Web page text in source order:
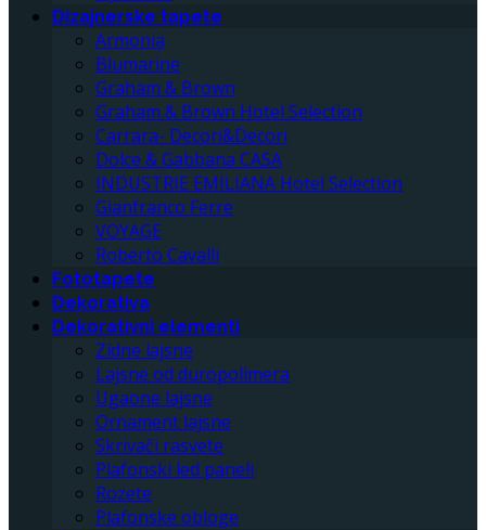
Dizajnerske tapete
Armonia
Blumarine
Graham & Brown
Graham & Brown Hotel Selection
Carrara- Decori&Decori
Dolce & Gabbana CASA
INDUSTRIE EMILIANA Hotel Selection
Gianfranco Ferre
VOYAGE
Roberto Cavalli
Fototapete
Dekorativa
Dekorativni elementi
Zidne lajsne
Lajsne od duropolimera
Ugaone lajsne
Ornament lajsne
Skrivači rasvete
Plafonski led paneli
Rozete
Plafonske obloge